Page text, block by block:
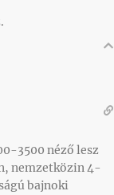
3500 néző lesz
nemzetközin 4-
bajnoki